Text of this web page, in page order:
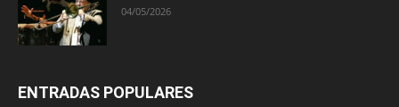
04/05/2026
ENTRADAS POPULARES